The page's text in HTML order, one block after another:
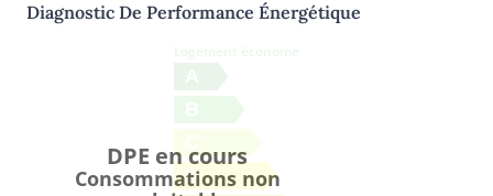
Diagnostic De Performance Énergétique
D
DPE en cours
Consommations non